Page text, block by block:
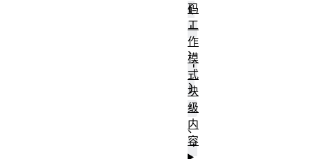
(
'
、
'
)
'
、
'
码
工
作
模
式
块
级
内
容